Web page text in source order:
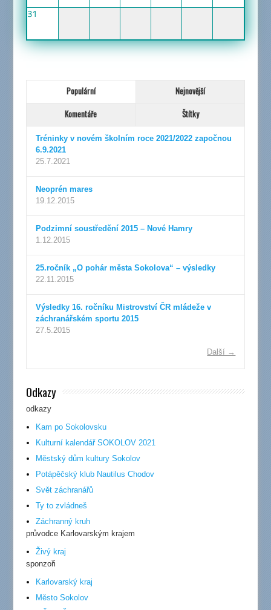
31
Populární
Nejnovější
Komentáře
Štítky
Tréninky v novém školním roce 2021/2022 započnou
6.9.2021
25.7.2021
Neoprén mares
19.12.2015
Podzimní soustředění 2015 – Nové Hamry
1.12.2015
25.ročník „O pohár města Sokolova“ – výsledky
22.11.2015
Výsledky 16. ročníku Mistrovství ČR mládeže v
záchranářském sportu 2015
27.5.2015
Další →
Odkazy
odkazy
Kam po Sokolovsku
Kulturní kalendář SOKOLOV 2021
Městský dům kultury Sokolov
Potápěčský klub Nautilus Chodov
Svět záchranářů
Ty to zvládneš
Záchranný kruh
průvodce Karlovarským krajem
Živý kraj
sponzoři
Karlovarský kraj
Město Sokolov